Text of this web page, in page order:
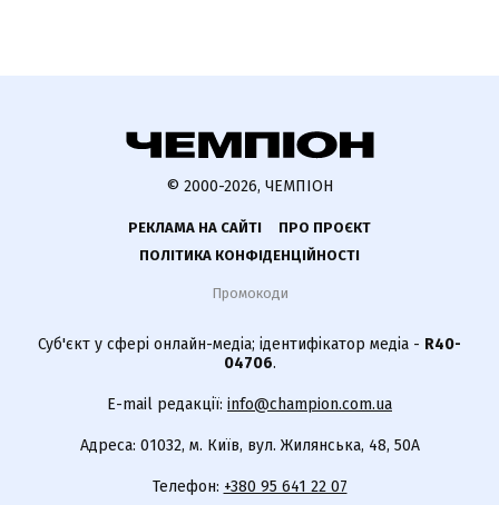
© 2000-2026, ЧЕМПІОН
РЕКЛАМА НА САЙТІ
ПРО ПРОЄКТ
ПОЛІТИКА КОНФІДЕНЦІЙНОСТІ
Промокоди
Суб'єкт у сфері онлайн-медіа; ідентифікатор медіа - R40-
04706.
E-mail редакції: info@champion.com.ua
Адреса: 01032, м. Київ, вул. Жилянська, 48, 50А
Телефон: +380 95 641 22 07